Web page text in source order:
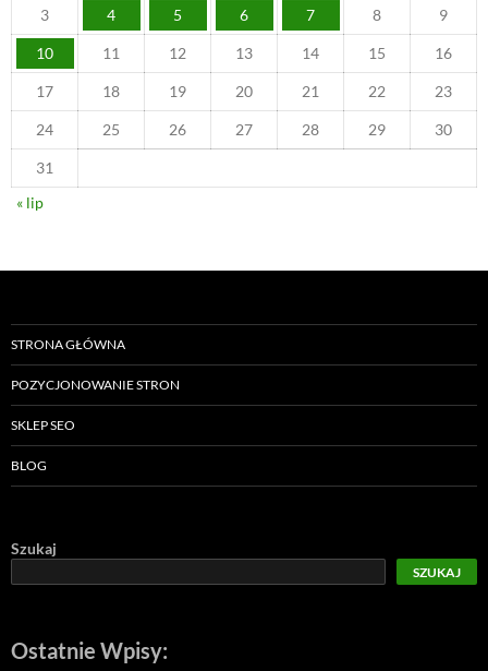
3 4 5 6 7 8 9
10 11 12 13 14 15 16
17 18 19 20 21 22 23
24 25 26 27 28 29 30
31
« lip
STRONA GŁÓWNA
POZYCJONOWANIE STRON
SKLEP SEO
BLOG
Szukaj
SZUKAJ
Ostatnie Wpisy: